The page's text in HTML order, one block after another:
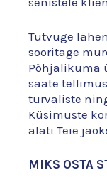
Tutvuge
sooritage
Põhjalikuma
saate
turvaliste
Küsimuste
alati Teie
MIKS OSTA